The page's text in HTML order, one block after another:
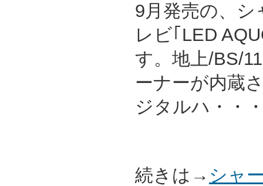
9月発売の、シ
レビ｢LED
す。地上/BS/
ーナーが内蔵
ジタルハ・・
続きは→ シャ